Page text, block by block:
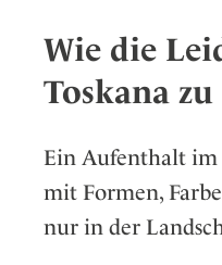
Wie die
Toskana
Ein Aufenthalt im
mit Formen,
nur in der